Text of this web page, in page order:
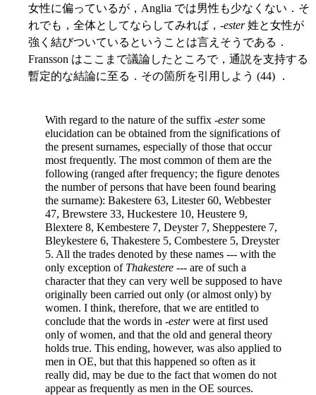
女性に偏っているが，Anglia では男性も少なくない．そ
れでも，全体としてならしてみれば，-ester姓と女性が
強く結びついているということは言えそうである．
Fransson はここまで議論したところで，通説を支持する
暫定的な結論に至る．その箇所を引用しよう (44) ．
With regard to the nature of the suffix -estersome
elucidation can be obtained from the significations of
the present surnames, especially of those that occur
most frequently. The most common of them are the
following (ranged after frequency; the figure denotes
the number of persons that have been found bearing
the surname): Bakestere 63, Litester 60, Webbester
47, Brewstere 33, Huckestere 10, Heustere 9,
Blextere 8, Kembestere 7, Deyster 7, Sheppestere 7,
Bleykestere 6, Thakestere 5, Combestere 5, Dreyster
5. All the trades denoted by these names --- with the
only exception of Thakestere --- are of such a
character that they can very well be supposed to have
originally been carried out only (or almost only) by
women. I think, therefore, that we are entitled to
conclude that the words in -esterwere at first used
only of women, and that the old and general theory
holds true. This ending, however, was also applied to
men in OE, but that this happened so often as it
really did, may be due to the fact that women do not
appear as frequently as men in the OE sources.